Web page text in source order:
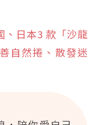
、日本3 款「沙龍
自然捲、散發迷